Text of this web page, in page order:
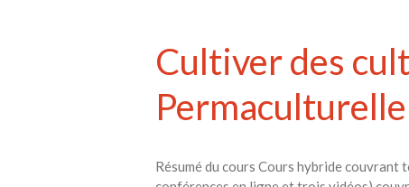
Cultiver des
Permaculturelle
Résumé du cours Cours hybride couvrant